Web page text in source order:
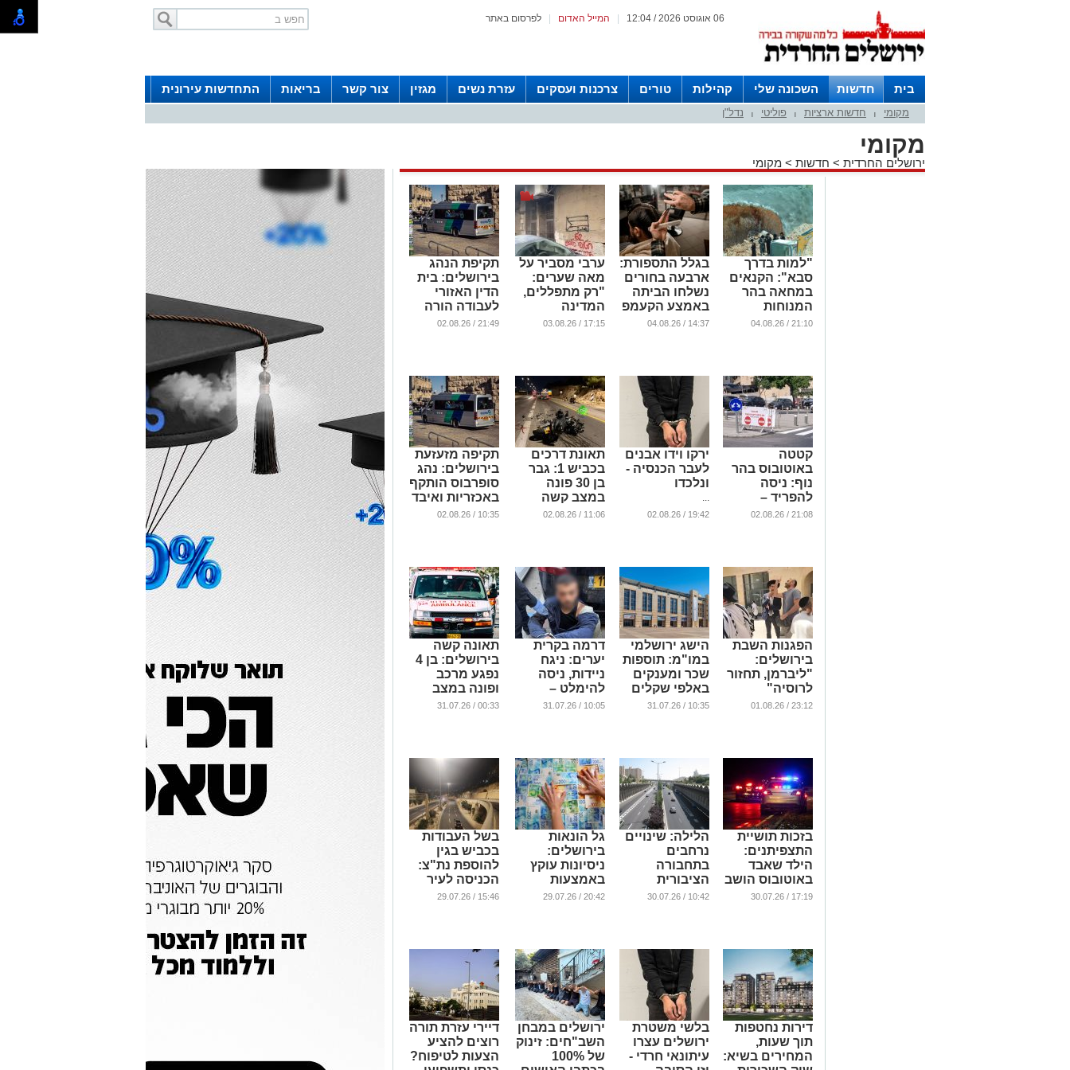
לפרסום באתר המייל האדום 06 אוגוסט 2026 / 12:04
בית חדשות השכונה שלי קהילות טורים צרכנות ועסקים עזרת נשים מגזין צור קשר בריאות
התחדשות עירונית
חצרות
מקומי חדשות ארציות פוליטי נדל"ן
מקומי
ירושלים החרדית > חדשות > מקומי
"למות בדרך
סבא": הקנאים
במחאה בהר
המנוחות
...
21:10 / 04.08.26
בגלל התספורת:
ארבעה בחורים
נשלחו הביתה
באמצע הקעמפ
...
14:37 / 04.08.26
ערבי מסביר על
מאה שערים:
"רק מתפללים,
המדינה
משלמת - וזול
17:15 / 03.08.26
תקיפת הנהג
בירושלים: בית
הדין האזורי
לעבודה הורה
על הפסקת
21:49 / 02.08.26
קטטה
באוטובוס בהר
נוף: ניסה
להפריד –
והותקף
21:08 / 02.08.26
ירקו וידו אבנים
לעבר הכנסיה -
ונלכדו
...
19:42 / 02.08.26
תאונת דרכים
בכביש 1: גבר
בן 30 פונה
במצב קשה
לבית החולים
11:06 / 02.08.26
תקיפה מזעזעת
בירושלים: נהג
סופרבוס הותקף
באכזריות ואיבד
את הכרתו
10:35 / 02.08.26
הפגנות השבת
בירושלים:
"ליברמן, תחזור
לרוסיה"
...
23:12 / 01.08.26
הישג ירושלמי
במו"מ: תוספות
שכר ומענקים
באלפי שקלים
לעובדי הרשויות
10:35 / 31.07.26
דרמה בקרית
יערים: ניגח
ניידות, ניסה
להימלט –
ונעצר בתום
10:05 / 31.07.26
תאונה קשה
בירושלים: בן 4
נפגע מרכב
ופונה במצב
בינוני עם חבלת
00:33 / 31.07.26
בזכות תושיית
התצפיתנים:
הילד שאבד
באוטובוס הושב
למשפחתו
17:19 / 30.07.26
הלילה: שינויים
נרחבים
בתחבורה
הציבורית
בירושלים - וזו
10:42 / 30.07.26
גל הונאות
בירושלים:
ניסיונות עוקץ
באמצעות
דרישות תשלום
...
20:42 / 29.07.26
בשל העבודות
בכביש בגין
להוספת נת"צ:
הכניסה לעיר
תיחסם
15:46 / 29.07.26
דירות נחטפות
תוך שעות,
המחירים בשיא:
בלשי משטרת
ירושלים עצרו
עיתונאי חרדי -
ירושלים במבחן
השב"חים: זינוק
של 100%
דיירי עזרת תורה
רוצים להציע
הצעות לטיפוח?